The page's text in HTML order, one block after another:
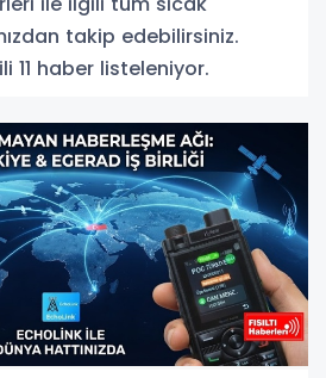
takip edebilirsiniz.
11 haber listeleniyor.